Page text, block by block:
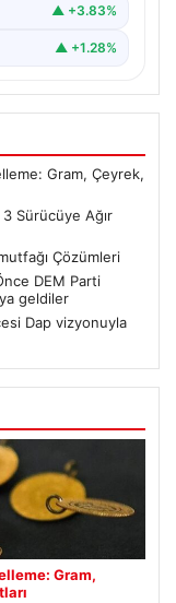
▲ +3.83%
▲ +1.28%
Gram, Çeyrek,
Sürücüye Ağır
Çözümleri
DEM Parti
geldiler
Dap vizyonuyla
Gram,